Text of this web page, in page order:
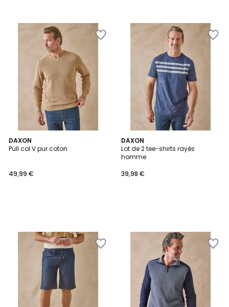
DAXON
Pull col V pur coton
49,99 €
DAXON
Lot de 2 tee-shirts rayés
homme
39,98 €